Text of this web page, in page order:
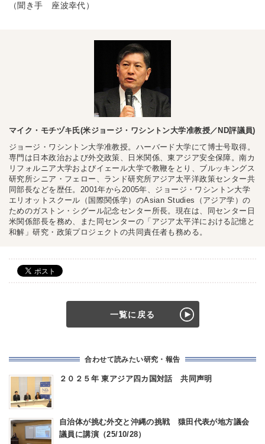
（聞き手 座波幸代）
マイク・モチヅキ氏(米ジョージ・ワシントン大学准教授／ND評議員)
ジョージ・ワシントン大学准教授。ハーバード大学にて博士号取得。
専門は日本政治および外交政策、日米関係、東アジア安全保障。南カ
リフォルニア大学およびイェール大学で教鞭をとり、ブルッキングス
研究所シニア・フェロー、ランド研究所アジア太平洋政策センター共
同部長などを歴任。2001年から2005年、ジョージ・ワシントン大学
エリオットスクール（国際関係学）のAsian Studies（アジア学）の
ためのガストン・シグール記念センター所長。現在は、同センター日
米関係部長を務め、また同センターの「アジア太平洋における記憶と
和解」研究・政策プロジェクトの共同責任者も務める。
一覧に戻る
合わせて読みたい研究・報告
２０２５年 東アジア四カ国対話 共同声明
自治体が挑む外交と沖縄の挑戦 猿田代表が地方議会
議員に講演（25/10/28）